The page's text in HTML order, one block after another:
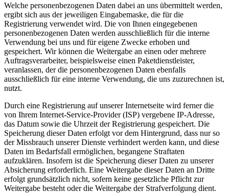
Welche personenbezogenen Daten dabei an uns übermittelt werden,
ergibt sich aus der jeweiligen Eingabemaske, die für die
Registrierung verwendet wird. Die von Ihnen eingegebenen
personenbezogenen Daten werden ausschließlich für die interne
Verwendung bei uns und für eigene Zwecke erhoben und
gespeichert. Wir können die Weitergabe an einen oder mehrere
Auftragsverarbeiter, beispielsweise einen Paketdienstleister,
veranlassen, der die personenbezogenen Daten ebenfalls
ausschließlich für eine interne Verwendung, die uns zuzurechnen ist,
nutzt.
Durch eine Registrierung auf unserer Internetseite wird ferner die
von Ihrem Internet-Service-Provider (ISP) vergebene IP-Adresse,
das Datum sowie die Uhrzeit der Registrierung gespeichert. Die
Speicherung dieser Daten erfolgt vor dem Hintergrund, dass nur so
der Missbrauch unserer Dienste verhindert werden kann, und diese
Daten im Bedarfsfall ermöglichen, begangene Straftaten
aufzuklären. Insofern ist die Speicherung dieser Daten zu unserer
Absicherung erforderlich. Eine Weitergabe dieser Daten an Dritte
erfolgt grundsätzlich nicht, sofern keine gesetzliche Pflicht zur
Weitergabe besteht oder die Weitergabe der Strafverfolgung dient.